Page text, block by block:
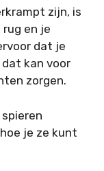
zijn, is
en je
dat je
kan voor
zorgen.
je ze kunt